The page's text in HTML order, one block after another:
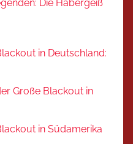
Die Habergeiß
in Deutschland:
Große Blackout in
in Südamerika